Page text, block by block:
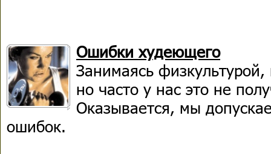
Ошибки худеющего
Занимаясь
но часто у нас это не
Оказывается, мы
ошибок.